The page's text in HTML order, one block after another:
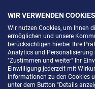
SELF
WIR VERWENDEN COOKIES
Wir nutzen Cookies, um Ihnen
ermöglichen und unsere
berücksichtigen hierbei Ihre
Analytics und Personalisierung
"Zustimmen und weiter" Ihr
Einwilligung jederzeit mit
Informationen zu den Cookies
unter dem Button "Details